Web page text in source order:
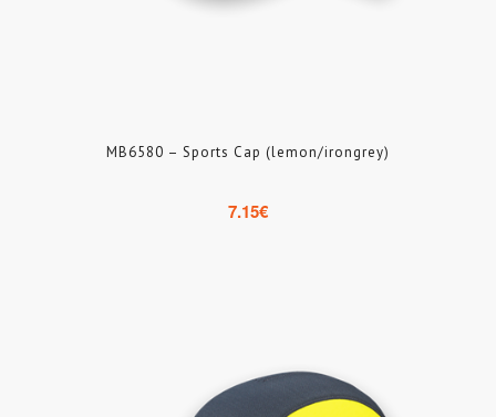
MB6580 – Sports Cap (lemon/irongrey)
7.15€